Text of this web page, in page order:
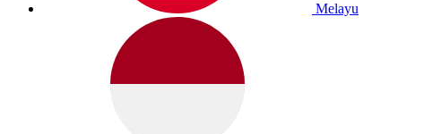
Melayu